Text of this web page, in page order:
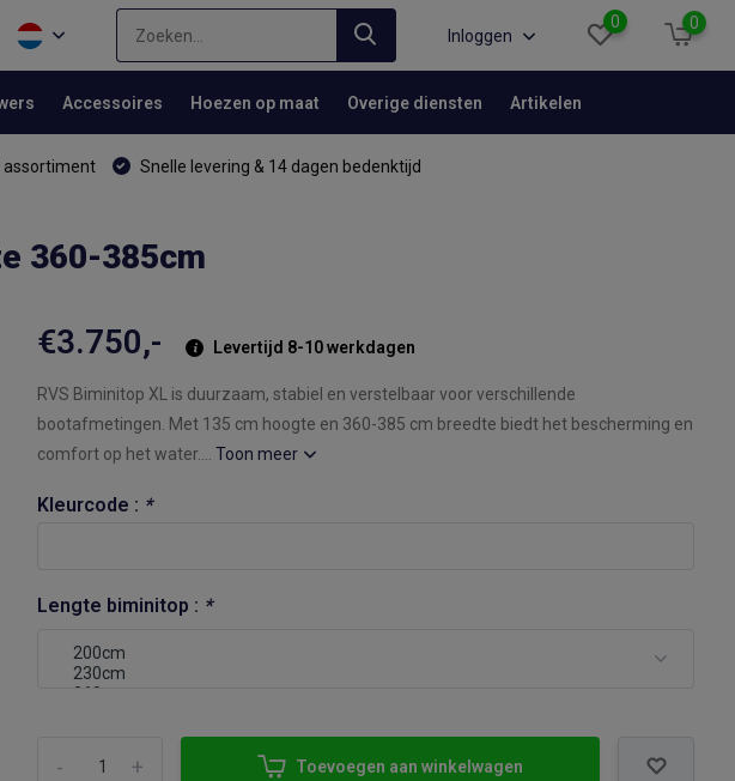
Inloggen
0 0
Accessoires Hoezen op maat Overige diensten Artikelen
assortiment Snelle levering & 14 dagen bedenktijd
360-385cm
€3.750,- Levertijd 8-10 werkdagen
RVS Biminitop XL is duurzaam, stabiel en verstelbaar voor verschillende
bootafmetingen. Met 135 cm hoogte en 360-385 cm breedte biedt het bescherming en
comfort op het water....Toon meer
Kleurcode : *
Lengte biminitop : *
+
- Toevoegen aan winkelwagen